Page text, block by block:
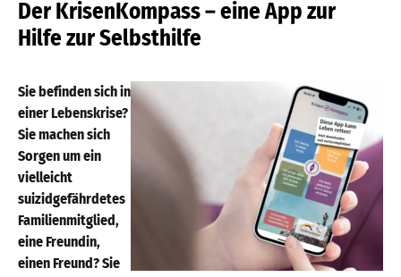
Der KrisenKompass – eine App zur
Hilfe zur Selbsthilfe
Sie befinden sich in
einer Lebenskrise?
Sie machen sich
Sorgen um ein
vielleicht
suizidgefährdetes
Familienmitglied,
eine Freundin,
einen Freund? Sie